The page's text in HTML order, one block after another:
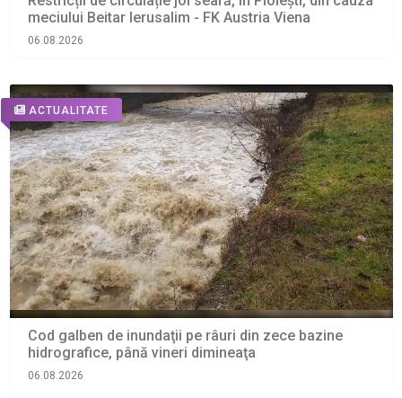
meciului Beitar Ierusalim - FK Austria Viena
06.08.2026
ACTUALITATE
Cod galben de inundaţii pe râuri din zece bazine
hidrografice, până vineri dimineaţa
06.08.2026